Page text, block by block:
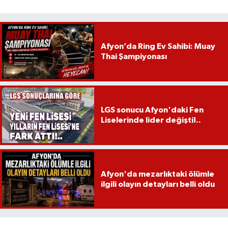
Afyon’da Ring Ev Sahibi: Muay
Thai Şampiyonası
LGS sonucu Afyon'daki Fen
Liselerinde lider değişti!..
Afyon'da mezarlıktaki ölümle
ilgili olayın detayları belli oldu